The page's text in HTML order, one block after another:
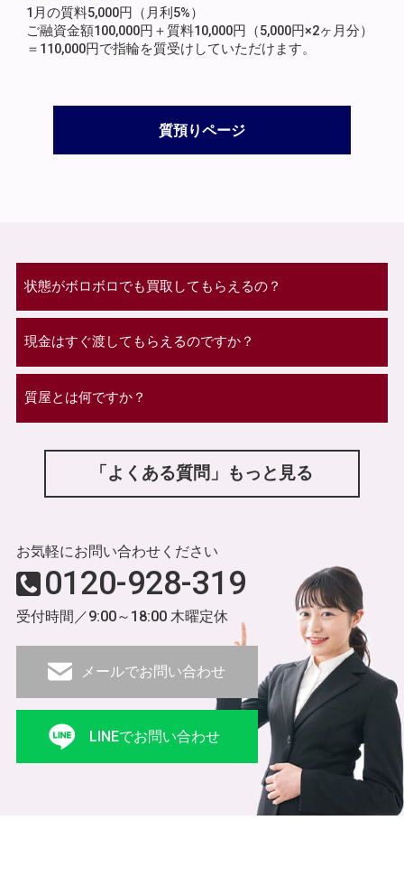
1月の質料5,000円（月利5%）
ご融資金額100,000円＋質料10,000円（5,000円×2ヶ月分）
＝110,000円で指輪を質受けしていただけます。
質預りページ
状態がボロボロでも買取してもらえるの？
現金はすぐ渡してもらえるのですか？
質屋とは何ですか？
「よくある質問」もっと見る
お気軽にお問い合わせください
0120-928-319
受付時間／9:00～18:00 木曜定休
メールでお問い合わせ
LINEでお問い合わせ